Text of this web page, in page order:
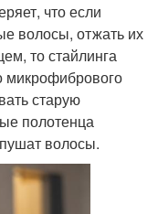
что если
волосы, отжать их
то стайлинга
микрофибрового
старую
полотенца
волосы.